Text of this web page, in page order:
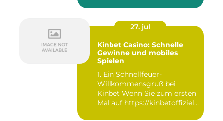
27. jul
Kinbet Casino: Schnelle
Gewinne und mobiles
Spielen
1. Ein Schnellfeuer-
Willkommensgruß bei
Kinbet Wenn Sie zum ersten
Mal auf https://kinbetoffiziell-